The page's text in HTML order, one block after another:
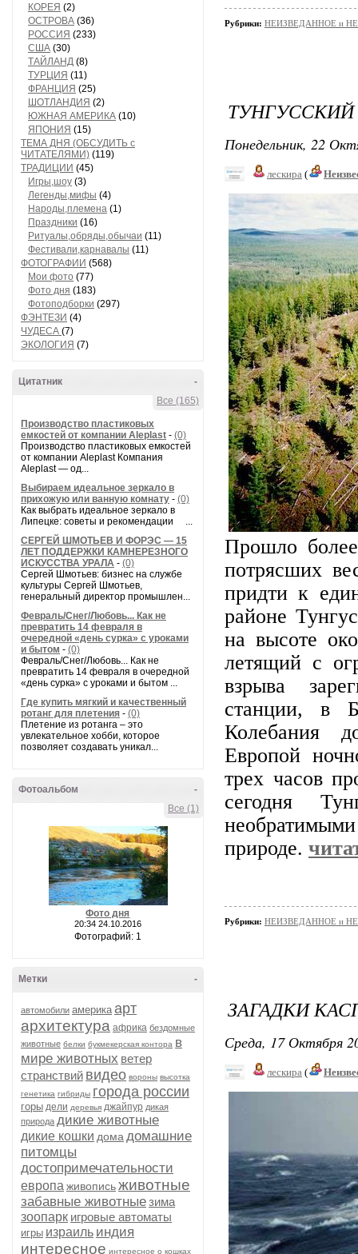
КОРЕЯ (2)
ОСТРОВА (36)
РОССИЯ (233)
США (30)
ТАЙЛАНД (8)
ТУРЦИЯ (11)
ФРАНЦИЯ (25)
ШОТЛАНДИЯ (2)
ЮЖНАЯ АМЕРИКА (10)
ЯПОНИЯ (15)
ТЕМА ДНЯ (ОБСУДИТЬ с
ЧИТАТЕЛЯМИ) (119)
ТРАДИЦИИ (45)
Игры,шоу (3)
Легенды,мифы (4)
Народы,племена (1)
Праздники (16)
Ритуалы,обряды,обычаи (11)
Фестивали,карнавалы (11)
ФОТОГРАФИИ (568)
Мои фото (77)
Фото дня (183)
Фотоподборки (297)
ФЭНТЕЗИ (4)
ЧУДЕСА (7)
ЭКОЛОГИЯ (7)
-
Цитатник
Все (165)
Производство пластиковых
емкостей от компании Aleplast - (0)
Производство пластиковых емкостей
от компании Aleplast Компания
Aleplast — од...
Выбираем идеальное зеркало в
прихожую или ванную комнату - (0)
Как выбрать идеальное зеркало в
Липецке: советы и рекомендации ...
СЕРГЕЙ ШМОТЬЕВ И ФОРЭС — 15
ЛЕТ ПОДДЕРЖКИ КАМНЕРЕЗНОГО
ИСКУССТВА УРАЛА - (0)
Сергей Шмотьев: бизнес на службе
культуры Сергей Шмотьев,
генеральный директор промышлен...
Февраль/Снег/Любовь... Как не
превратить 14 февраля в
очередной «день сурка» с уроками
и бытом - (0)
Февраль/Снег/Любовь... Как не
превратить 14 февраля в очередной
«день сурка» с уроками и бытом ...
Где купить мягкий и качественный
ротанг для плетения - (0)
Плетение из ротанга – это
увлекательное хобби, которое
позволяет создавать уникал...
-
Фотоальбом
Все (1)
Фото дня
20:34 24.10.2016
Фотографий: 1
-
Метки
автомобили америка арт
архитектура африка бездомные
животные белки букмекерская контора в
мире животных ветер
странствий видео вороны высотка
генетика гибриды города россии
горы дели деревья джайпур дикая
природа дикие животные
дикие кошки дома домашние
питомцы
достопримечательности
европа живописьживотные
забавные животныезима
зоопарк игровые автоматы
игры израиль индия
интересное интересное о кошках
Рубрики: НЕИЗВЕДАННОЕ и
Понедельник, 22
лескира (
Прошло
потрясших
придти к
районе
на высоте
летящий с
взрыва
станции, в
Колебания
Европой
трех часов
сегодня
природе.
Рубрики: НЕИЗВЕДАННОЕ и
ЗАГАДКИ
Среда, 17 Октября
лескира (